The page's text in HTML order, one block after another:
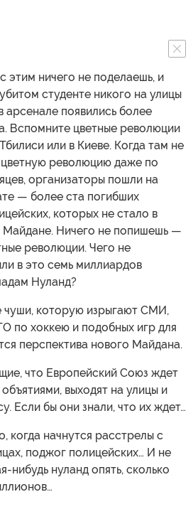
этим ничего не поделаешь, и
студенте никого на улицы
арсенале появились более
Вспомните цветные революции
или в Киеве. Когда там не
цветную революцию даже по
организаторы пошли на
— более ста погибших
которых не стало в
Майдане. Ничего не попишешь —
революции. Чего не
в это семь миллиардов
Нуланд?
чуши, которую изрыгают СМИ,
по хоккею и подобных игр для
перспектива нового Майдана.
что Европейский Союз ждет
выходят на улицы и
Если бы они знали, что их ждет…
когда начнутся расстрелы с
поджог полицейских… И не
нибудь нуланд опять, сколько